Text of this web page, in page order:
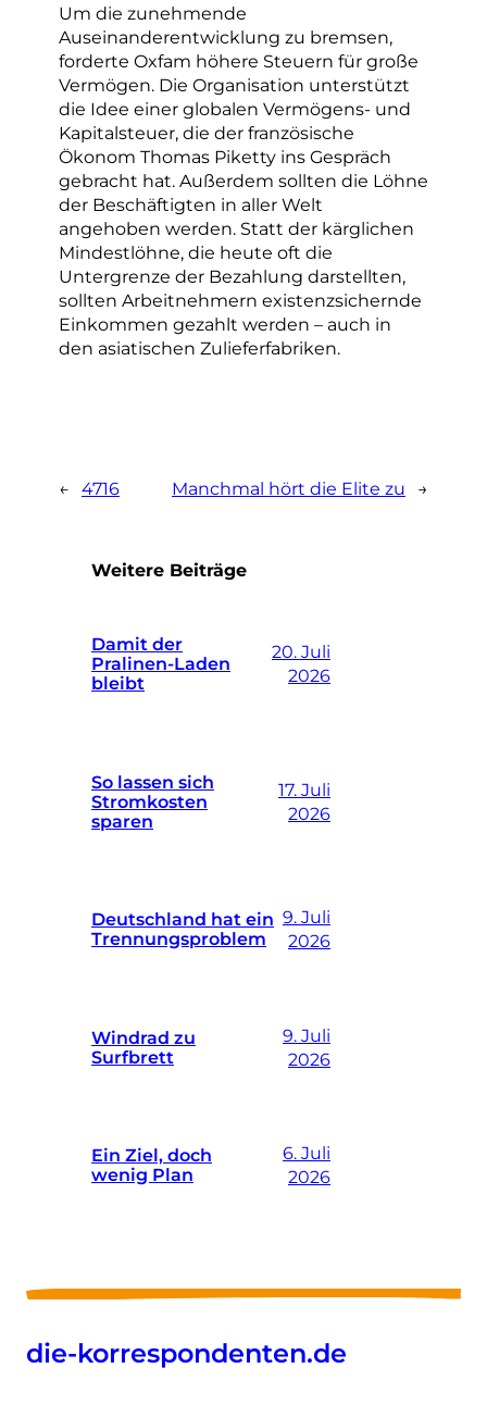
Um die zunehmende
Auseinanderentwicklung zu bremsen,
forderte Oxfam höhere Steuern für große
Vermögen. Die Organisation unterstützt
die Idee einer globalen Vermögens- und
Kapitalsteuer, die der französische
Ökonom Thomas Piketty ins Gespräch
gebracht hat. Außerdem sollten die Löhne
der Beschäftigten in aller Welt
angehoben werden. Statt der kärglichen
Mindestlöhne, die heute oft die
Untergrenze der Bezahlung darstellten,
sollten Arbeitnehmern existenzsichernde
Einkommen gezahlt werden – auch in
den asiatischen Zulieferfabriken.
← 4716 Manchmal hört die Elite zu →
Weitere Beiträge
Damit der
Pralinen-Laden
bleibt
20. Juli
2026
So lassen sich
Stromkosten
sparen
17. Juli
2026
Deutschland hat ein
Trennungsproblem
9. Juli
2026
Windrad zu
Surfbrett
9. Juli
2026
Ein Ziel, doch
wenig Plan
6. Juli
2026
die-korrespondenten.de